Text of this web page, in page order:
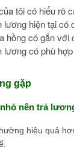
tôi có hiểu rõ
lương hiện tại có
hồng có gắn với
lương có phù
gặp
nên trả
hiệu quả